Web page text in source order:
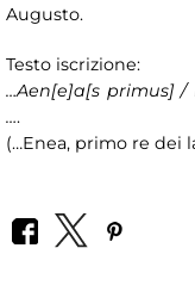
Augusto.
Testo iscrizione:
…Aen[e]a[s primus]
….
(…Enea, primo re dei